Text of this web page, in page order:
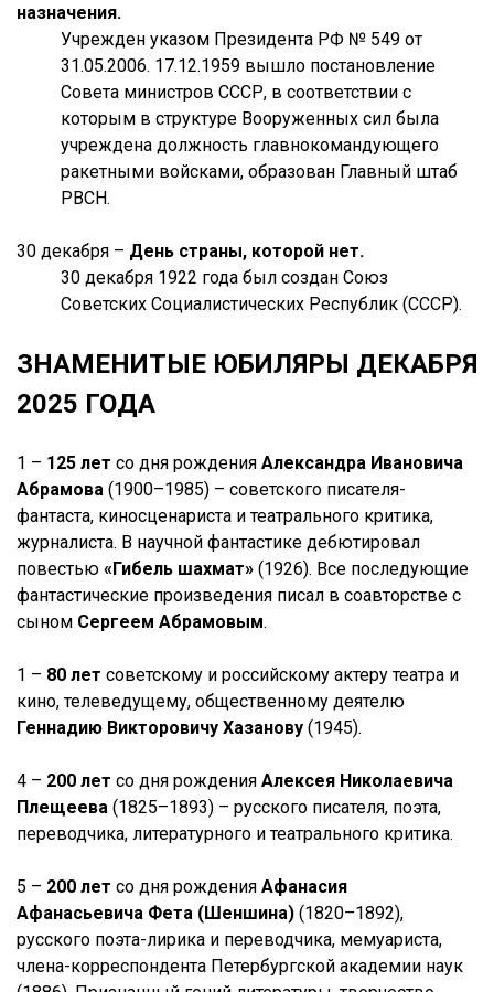
назначения.
Учрежден указом Президента РФ № 549 от
31.05.2006. 17.12.1959 вышло постановление
Совета министров СССР, в соответствии с
которым в структуре Вооруженных сил была
учреждена должность главнокомандующего
ракетными войсками, образован Главный штаб
РВСН.
30 декабря – День страны, которой нет.
30 декабря 1922 года был создан Союз
Советских Социалистических Республик (СССР).
ЗНАМЕНИТЫЕ ЮБИЛЯРЫ ДЕКАБРЯ
2025 ГОДА
1 – 125 лет со дня рождения Александра Ивановича
Абрамова (1900–1985) – советского писателя-
фантаста, киносценариста и театрального критика,
журналиста. В научной фантастике дебютировал
повестью «Гибель шахмат» (1926). Все последующие
фантастические произведения писал в соавторстве с
сыном Сергеем Абрамовым.
1 – 80 лет советскому и российскому актеру театра и
кино, телеведущему, общественному деятелю
Геннадию Викторовичу Хазанову (1945).
4 – 200 лет со дня рождения Алексея Николаевича
Плещеева (1825–1893) – русского писателя, поэта,
переводчика, литературного и театрального критика.
5 – 200 лет со дня рождения Афанасия
Афанасьевича Фета (Шеншина) (1820–1892),
русского поэта-лирика и переводчика, мемуариста,
члена-корреспондента Петербургской академии наук